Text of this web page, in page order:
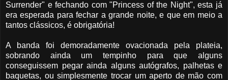
Surrender" e fechando com "Princess of the Night", esta já
era esperada para fechar a grande noite, e que em meio a
tantos clássicos, é obrigatória!
A banda foi demoradamente ovacionada pela plateia,
sobrando ainda um tempinho para que alguns
conseguissem pegar ainda alguns autógrafos, palhetas e
baquetas, ou simplesmente trocar um aperto de mão com